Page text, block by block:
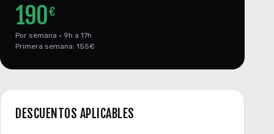
190€
Por semana · 9h a 17h
Primera semana: 155€
DESCUENTOS APLICABLES